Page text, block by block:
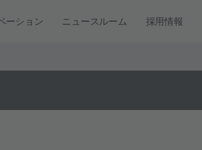
ーション ニュースルーム 採用情報